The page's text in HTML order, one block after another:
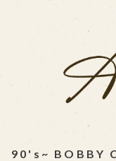
90's~ BOBBY